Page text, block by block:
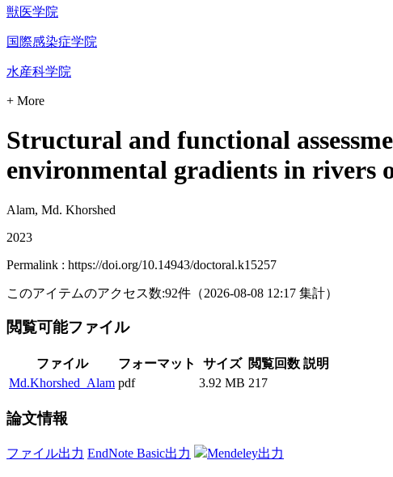
獣医学院
国際感染症学院
水産科学院
+ More
Structural and functional
environmental gradients in rivers
Alam, Md. Khorshed
2023
Permalink : https://doi.org/10.14943/doctoral.k15257
このアイテムのアクセス数:92件 （2026-08-08 12:17 集計）
閲覧可能ファイル
ファイル フォーマット サイズ 閲覧回数 説明
Md.Khorshed_Alam pdf 3.92 MB 217
論文情報
ファイル出力 EndNote Basic出力 Mendeley出力